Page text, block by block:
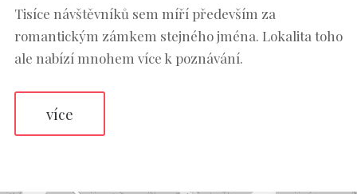
Tisíce návštěvníků sem míří především za
romantickým zámkem stejného jména. Lokalita toho
ale nabízí mnohem více k poznávání.
více